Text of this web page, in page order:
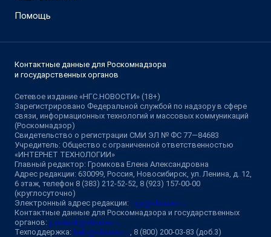
Помощь
Контактные данные для Роскомнадзора
и государственных органов
Сетевое издание «НГС.НОВОСТИ» (18+)
Зарегистрировано Федеральной службой по надзору в сфере
связи, информационных технологий и массовых коммуникаций
(Роскомнадзор)
Свидетельство о регистрации СМИ ЭЛ № ФС 77—84683
Учредитель: Общество с ограниченной ответственностью
«ИНТЕРНЕТ ТЕХНОЛОГИИ»
Главный редактор: Громкова Елена Александровна
Адрес редакции: 630099, Россия, Новосибирск, ул. Ленина, д. 12,
6 этаж, телефон 8 (383) 212-52-52, 8 (923) 157-00-00
(круглосуточно)
Электронный адрес редакции: ngs@shkulev.ru
Контактные данные для Роскомнадзора и государственных
органов: juristnsk@shkulev.ru
Техподдержка: help@shkulev.ru , 8 (800) 200-03-83 (доб.3)